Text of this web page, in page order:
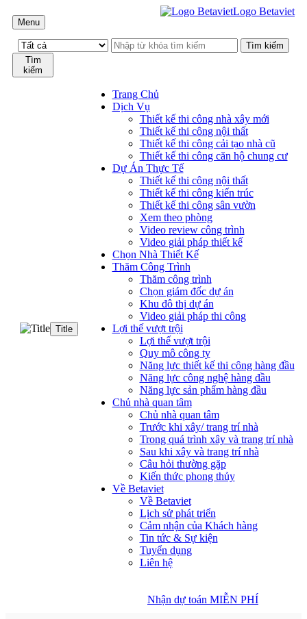
Menu
Logo Betaviet
Tìm
kiếm
Title
Trang Chủ
Dịch Vụ
Thiết kế thi công nhà xây mới
Thiết kế thi công nội thất
Thiết kế thi công cải tạo nhà cũ
Thiết kế thi công căn hộ chung cư
Dự Án Thực Tế
Thiết kế thi công nội thất
Thiết kế thi công kiến trúc
Thiết kế thi công sân vườn
Xem theo phòng
Video review công trình
Video giải pháp thiết kế
Chọn Nhà Thiết Kế
Thăm Công Trình
Thăm công trình
Chọn giám đốc dự án
Khu đô thị dự án
Video giải pháp thi công
Lợi thế vượt trội
Lợi thế vượt trội
Quy mô công ty
Năng lực thiết kế thi công hàng đầu
Năng lực công nghệ hàng đầu
Năng lực sản phẩm hàng đầu
Chủ nhà quan tâm
Chủ nhà quan tâm
Trước khi xây/ trang trí nhà
Trong quá trình xây và trang trí nhà
Sau khi xây và trang trí nhà
Câu hỏi thường gặp
Kiến thức phong thủy
Về Betaviet
Về Betaviet
Lịch sử phát triển
Cảm nhận của Khách hàng
Tin tức & Sự kiện
Tuyển dụng
Liên hệ
Nhận dự toán MIỄN PHÍ